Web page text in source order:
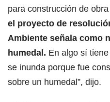
para construcción de
el proyecto de
Ambiente señala como
humedal. En algo sí
se inunda porque fue
sobre un humedal”, dijo.